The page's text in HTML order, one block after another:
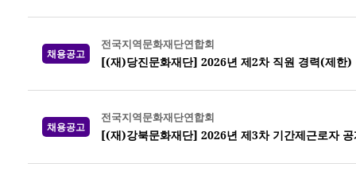
채용공고
전국지역문화재단연합회
[(재)당진문화재단] 2026년 제2차 직원 경력(제한)
채용공고
전국지역문화재단연합회
[(재)강북문화재단] 2026년 제3차 기간제근로자